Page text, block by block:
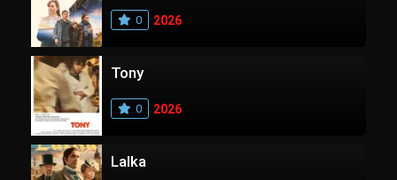
0 2026
Tony
0 2026
Lalka